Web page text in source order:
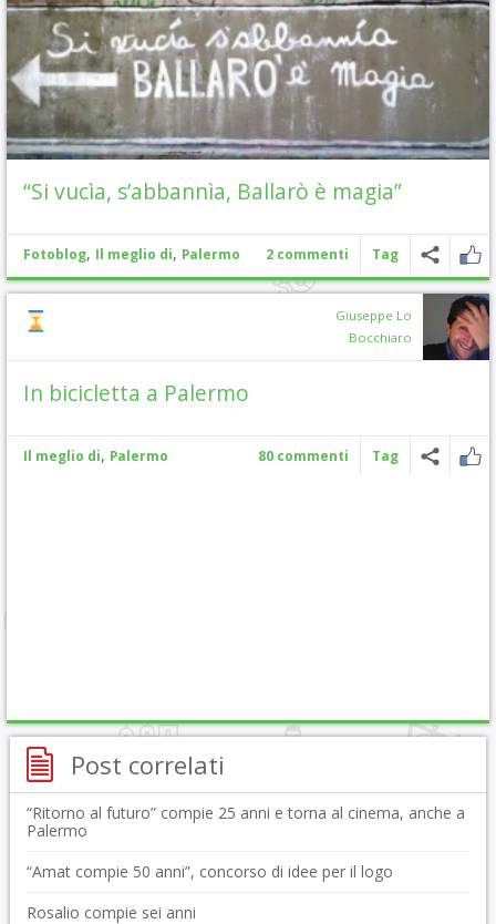
“Si vucìa, s’abbannìa, Ballarò è magia”
Fotoblog, Il meglio di, Palermo 2 commenti Tag
Giuseppe Lo
Bocchiaro
In bicicletta a Palermo
Il meglio di, Palermo 80 commenti Tag
Post correlati
“Ritorno al futuro” compie 25 anni e torna al cinema, anche a
Palermo
“Amat compie 50 anni”, concorso di idee per il logo
Rosalio compie sei anni